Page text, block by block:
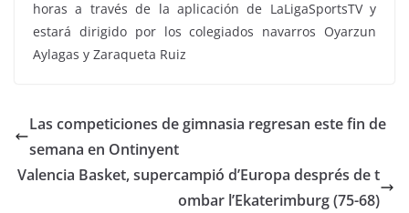
horas a través de la aplicación de LaLigaSportsTV y
estará dirigido por los colegiados navarros Oyarzun
Aylagas y Zaraqueta Ruiz
Las competiciones de gimnasia regresan este fin de
semana en Ontinyent
Valencia Basket, supercampió d’Europa després de t
ombar l’Ekaterimburg (75-68)